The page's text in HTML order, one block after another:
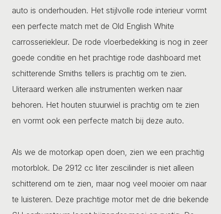
auto is onderhouden. Het stijlvolle rode interieur vormt
een perfecte match met de Old English White
carrosseriekleur. De rode vloerbedekking is nog in zeer
goede conditie en het prachtige rode dashboard met
schitterende Smiths tellers is prachtig om te zien.
Uiteraard werken alle instrumenten werken naar
behoren. Het houten stuurwiel is prachtig om te zien
en vormt ook een perfecte match bij deze auto.
Als we de motorkap open doen, zien we een prachtig
motorblok. De 2912 cc liter zescilinder is niet alleen
schitterend om te zien, maar nog veel mooier om naar
te luisteren. Deze prachtige motor met de drie bekende